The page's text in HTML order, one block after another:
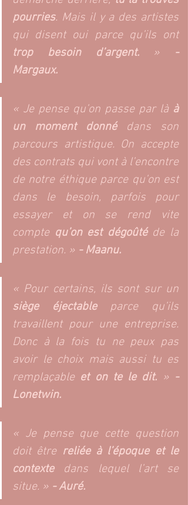
pourries. Mais il y a des artistes
qui disent oui parce qu’ils ont
trop besoin d’argent. » -
Margaux.
« Je pense qu’on passe par là à
un moment donné dans son
parcours artistique. On accepte
des contrats qui vont à l’encontre
de notre éthique parce qu’on est
dans le besoin, parfois pour
essayer et on se rend vite
compte qu’on est dégoûté de la
prestation. » - Maanu.
« Pour certains, ils sont sur un
siège éjectable parce qu’ils
travaillent pour une entreprise.
Donc à la fois tu ne peux pas
avoir le choix mais aussi tu es
remplaçable et on te le dit. » -
Lonetwin.
« Je pense que cette question
doit être reliée à l’époque et le
contexte dans lequel l’art se
situe. » - Auré.